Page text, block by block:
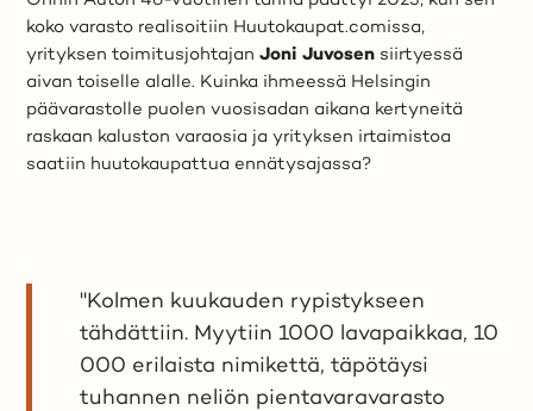
koko varasto realisoitiin Huutokaupat.comissa,
yrityksen toimitusjohtajan Joni Juvosen siirtyessä
aivan toiselle alalle. Kuinka ihmeessä Helsingin
päävarastolle puolen vuosisadan aikana kertyneitä
raskaan kaluston varaosia ja yrityksen irtaimistoa
saatiin huutokaupattua ennätysajassa?
"Kolmen kuukauden rypistykseen
tähdättiin. Myytiin 1000 lavapaikkaa, 10
000 erilaista nimikettä, täpötäysi
tuhannen neliön pientavaravarasto